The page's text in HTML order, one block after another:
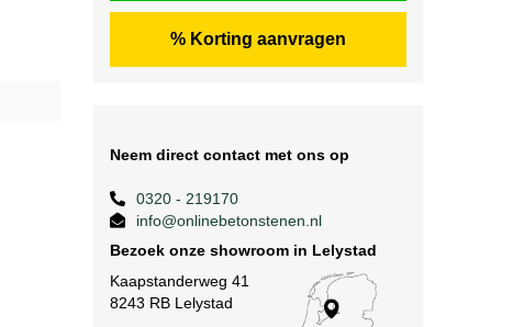
% Korting aanvragen
Neem direct contact met ons op
0320 - 219170
info@onlinebetonstenen.nl
Bezoek onze showroom in Lelystad
Kaapstanderweg 41
8243 RB Lelystad